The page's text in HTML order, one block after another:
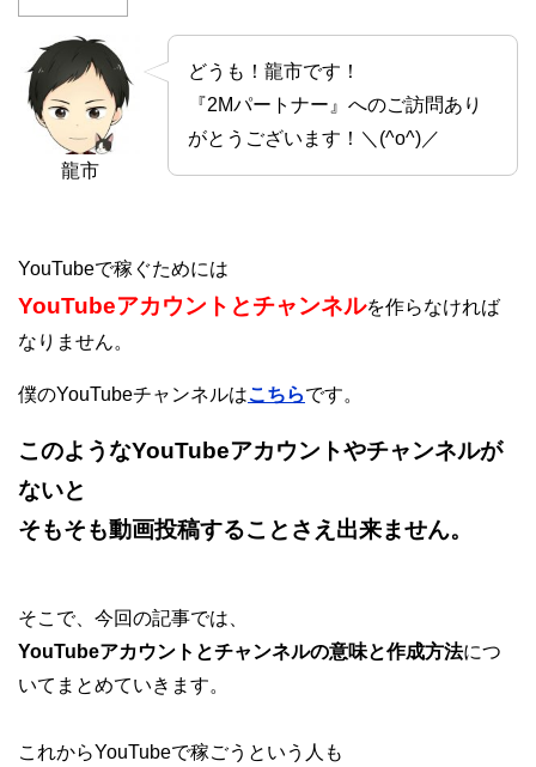
龍市
どうも！龍市です！
『2Mパートナー』へのご訪問あり
がとうございます！＼(^o^)／
YouTubeで稼ぐためには
YouTubeアカウントとチャンネルを作らなければ
なりません。
僕のYouTubeチャンネルはこちらです。
このようなYouTubeアカウントやチャンネルが
ないと
そもそも動画投稿することさえ出来ません。
そこで、今回の記事では、
YouTubeアカウントとチャンネルの意味と作成方法につ
いてまとめていきます。
これからYouTubeで稼ごうという人も